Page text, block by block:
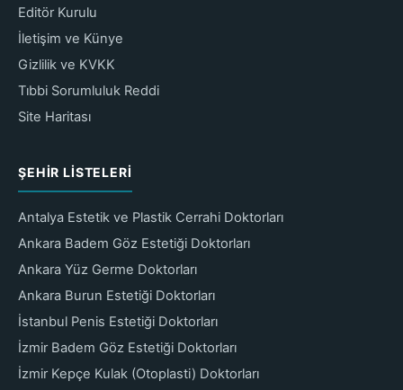
Editör Kurulu
İletişim ve Künye
Gizlilik ve KVKK
Tıbbi Sorumluluk Reddi
Site Haritası
ŞEHIR LISTELERI
Antalya Estetik ve Plastik Cerrahi Doktorları
Ankara Badem Göz Estetiği Doktorları
Ankara Yüz Germe Doktorları
Ankara Burun Estetiği Doktorları
İstanbul Penis Estetiği Doktorları
İzmir Badem Göz Estetiği Doktorları
İzmir Kepçe Kulak (Otoplasti) Doktorları